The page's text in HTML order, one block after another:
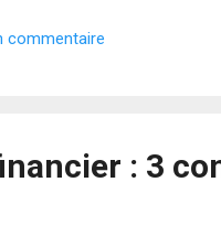
capture d'écran, mon
commentaire
: 3